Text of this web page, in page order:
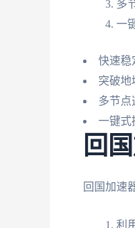
多
一
快速稳
突破地
多节点
一键式
回
回国加速
利